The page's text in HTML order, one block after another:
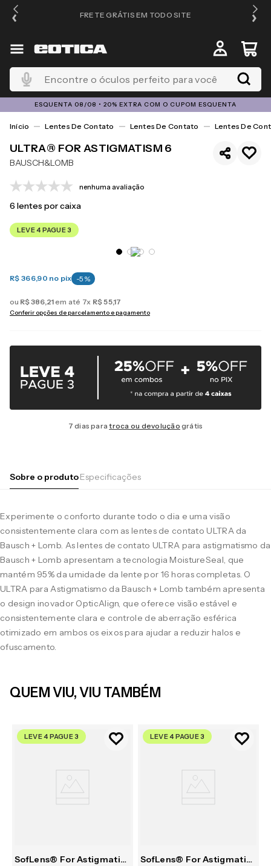
FRETE GRÁTIS EM TODO SITE
Encontre o óculos perfeito para você
ESQUENTA 08/08 • 20% EXTRA COM O CUPOM ESQUENTA
Lentes De Contato Lentes De Contato Lentes De
ULTRA® FOR ASTIGMATISM 6
BAUSCH&LOMB
nenhuma avaliação
6 lentes por caixa
LEVE 4 PAGUE 3
R$ 366,90 no pix -5 %
ou R$386,21 em até 7x R$55,17
Conferir opções de parcelamento e pagamento
7 dias paratroca ou devolução grátis
Sobre o produtoEspecificações
Experimente o conforto durante todo o dia e uma visão
consistentemente clara com as lentes de contato ULTRA da
Bausch + Lomb. As lentes de contato ULTRA para astigmatismo da
Bausch + Lomb apresentam a tecnologia MoistureSeal, que
mantém 95% da umidade da lente por 16 horas completas. O
ULTRA para Astigmatismo da Bausch + Lomb também apresenta
o design inovador OpticAlign, que oferece visão estável e
consistentemente clara e controle de aberração esférica
otimizado em ambos os eixos para ajudar a reduzir halos e
ofuscamento.
QUEM VIU, VIU TAMBÉM
LEVE 4 PAGUE 3
SofLens® For Astigmatism 6
LEVE 4 PAGUE 3
SofLens® For Astigmatism 6